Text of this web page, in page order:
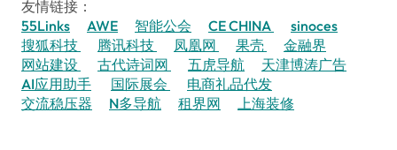
友情链接：
55Links
AWE 智能公会 CE CHINA
sinoces
搜狐科技
腾讯科技 凤凰网 果壳
金融界
网站建设
古代诗词网 五虎导航
天津博涛广告
AI应用助手
国际展会
电商礼品代发
交流稳压器
N多导航 租界网 上海装修